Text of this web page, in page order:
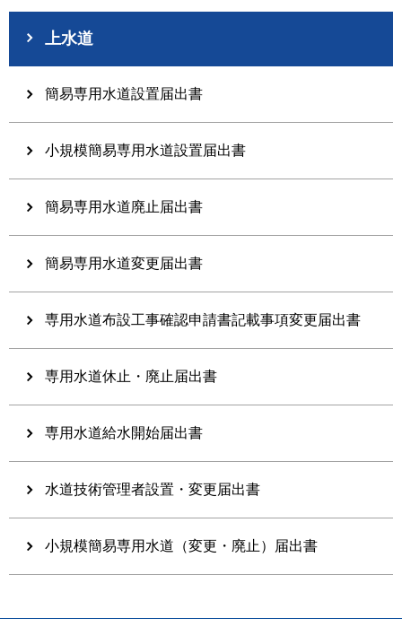
上水道
簡易専用水道設置届出書
小規模簡易専用水道設置届出書
簡易専用水道廃止届出書
簡易専用水道変更届出書
専用水道布設工事確認申請書記載事項変更届出書
専用水道休止・廃止届出書
専用水道給水開始届出書
水道技術管理者設置・変更届出書
小規模簡易専用水道（変更・廃止）届出書